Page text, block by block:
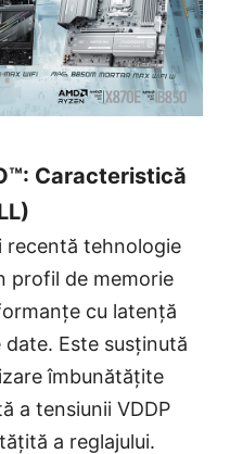
Caracteristică
recentă tehnologie
profil de memorie
cu latență
Este susținută
îmbunătățite
a tensiunii VDDP
a reglajului.